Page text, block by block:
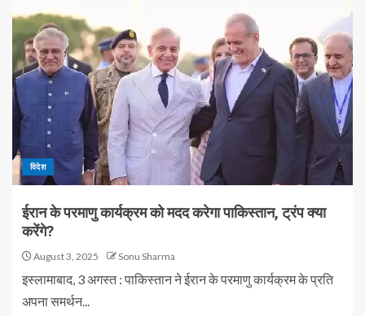
विदेश
ईरान के परमाणु कार्यक्रम को मदद करेगा पाकिस्तान, ट्रंप क्या
करेंगे?
August 3, 2025 Sonu Sharma
इस्लामाबाद, 3 अगस्त : पाकिस्तान ने ईरान के परमाणु कार्यक्रम के प्रति
अपना समर्थन...